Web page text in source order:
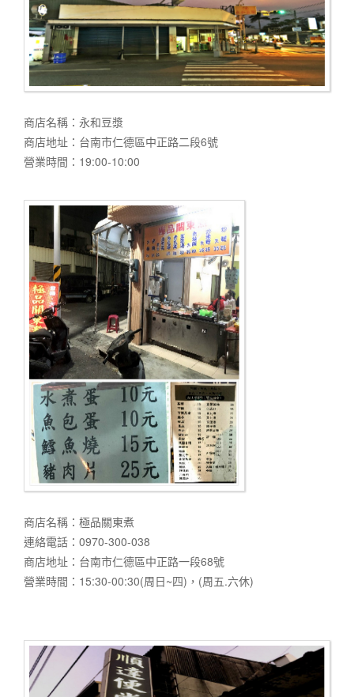
商店名稱：永和豆漿
商店地址：台南市仁德區中正路二段6號
營業時間：19:00-10:00
商店名稱：極品關東煮
連絡電話：0970-300-038
商店地址：台南市仁德區中正路一段68號
營業時間：15:30-00:30(周日~四)，(周五.六休)